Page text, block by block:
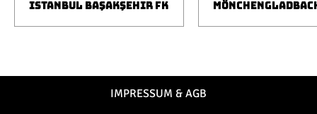
ISTANBUL BAŞAKŞEHIR FK
IMPRESSUM & AGB